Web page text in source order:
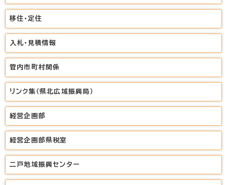
移住・定住
入札・見積情報
管内市町村関係
リンク集（県北広域振興局）
経営企画部
経営企画部県税室
二戸地域振興センター